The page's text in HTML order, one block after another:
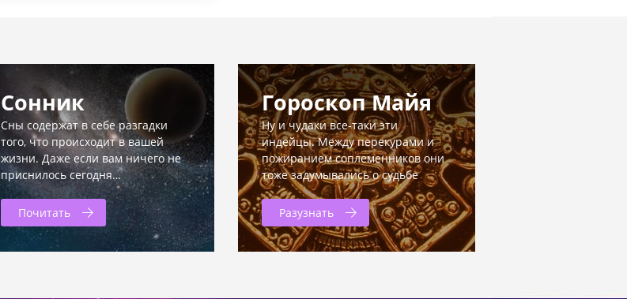
Сонник
Сны содержат в себе разгадки
того, что происходит в вашей
жизни. Даже если вам ничего не
приснилось сегодня…
Почитать
Гороскоп Майя
Ну и чудаки все-таки эти
индейцы. Между перекурами и
пожиранием соплеменников они
тоже задумывались о судьбе
Разузнать